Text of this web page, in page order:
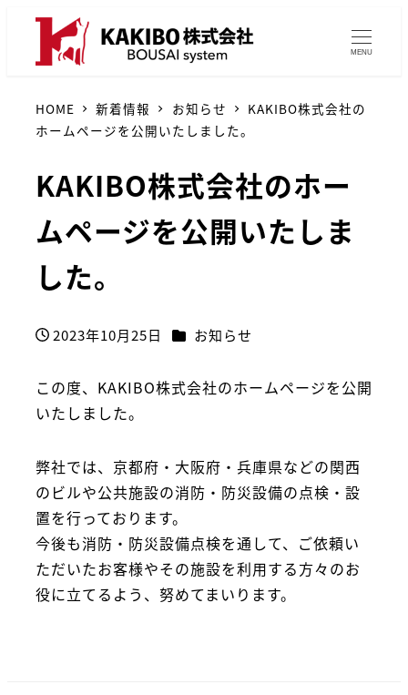
MENU
HOME 新着情報 お知らせ
KAKIBO株式会社の
ホームページを公開いたしました。
KAKIBO株式会社のホー
ムページを公開いたしま
した。
投稿日
2023年10月25日 カテゴリー
お知らせ
この度、KAKIBO株式会社のホームページを公開
いたしました。
弊社では、京都府・大阪府・兵庫県などの関西
のビルや公共施設の消防・防災設備の点検・設
置を行っております。
今後も消防・防災設備点検を通して、ご依頼い
ただいたお客様やその施設を利用する方々のお
役に立てるよう、努めてまいります。